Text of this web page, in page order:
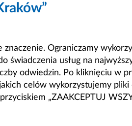
Ograniczamy
świadczenia usług na
odwiedzin. Po kliknięciu w
celów wykorzystujemy pliki
„ZAAKCEPTUJ